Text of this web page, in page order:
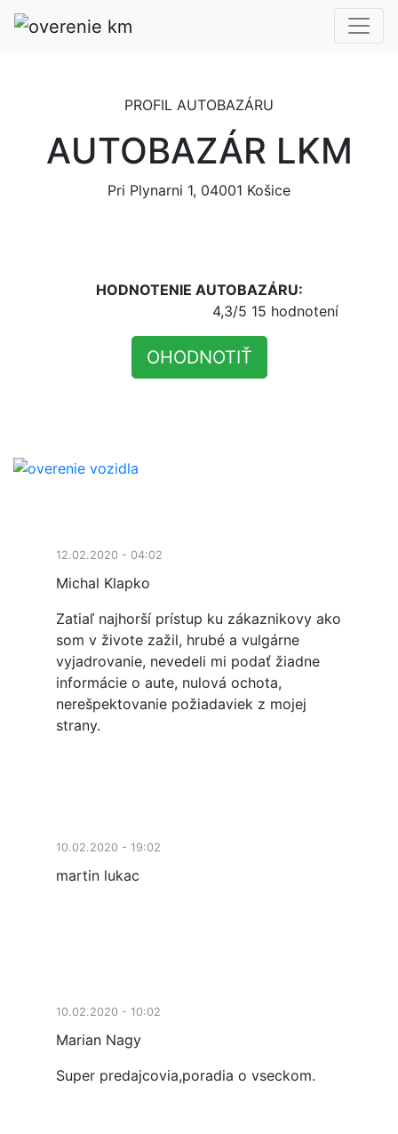
PROFIL AUTOBAZÁRU
AUTOBAZÁR LKM
Pri Plynarni 1, 04001 Košice
HODNOTENIE AUTOBAZÁRU:
4,3/5 15 hodnotení
OHODNOTIŤ
12.02.2020 - 04:02
Michal Klapko
Zatiaľ najhorší prístup ku zákaznikovy ako
som v živote zažil, hrubé a vulgárne
vyjadrovanie, nevedeli mi podať žiadne
informácie o aute, nulová ochota,
nerešpektovanie požiadaviek z mojej
strany.
10.02.2020 - 19:02
martin lukac
10.02.2020 - 10:02
Marian Nagy
Super predajcovia,poradia o vseckom.